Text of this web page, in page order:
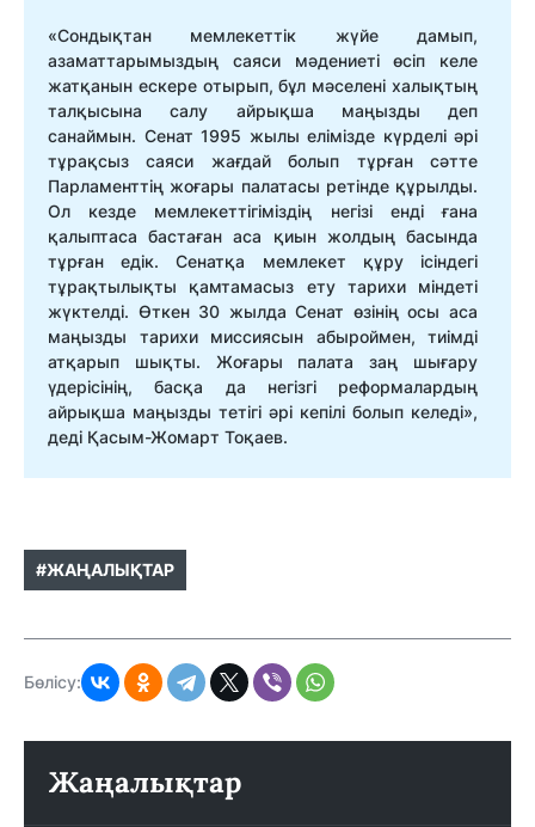
«Сондықтан мемлекеттік жүйе дамып,
азаматтарымыздың саяси мәдениеті өсіп келе
жатқанын ескере отырып, бұл мәселені халықтың
талқысына салу айрықша маңызды деп
санаймын. Сенат 1995 жылы елімізде күрделі әрі
тұрақсыз саяси жағдай болып тұрған сәтте
Парламенттің жоғары палатасы ретінде құрылды.
Ол кезде мемлекеттігіміздің негізі енді ғана
қалыптаса бастаған аса қиын жолдың басында
тұрған едік. Сенатқа мемлекет құру ісіндегі
тұрақтылықты қамтамасыз ету тарихи міндеті
жүктелді. Өткен 30 жылда Сенат өзінің осы аса
маңызды тарихи миссиясын абыроймен, тиімді
атқарып шықты. Жоғары палата заң шығару
үдерісінің, басқа да негізгі реформалардың
айрықша маңызды тетігі әрі кепілі болып келеді»,
деді Қасым-Жомарт Тоқаев.
#ЖАҢАЛЫҚТАР
Бөлісу:
Жаңалықтар